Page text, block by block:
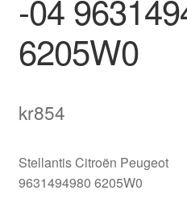
-04
6205W0
kr854
Stellantis Citroën Peugeot
9631494980 6205W0